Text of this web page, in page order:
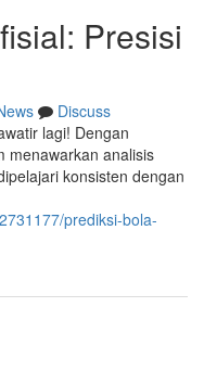
Presisi
Discuss
lagi! Dengan
menawarkan analisis
konsisten dengan
prediksi-bola-